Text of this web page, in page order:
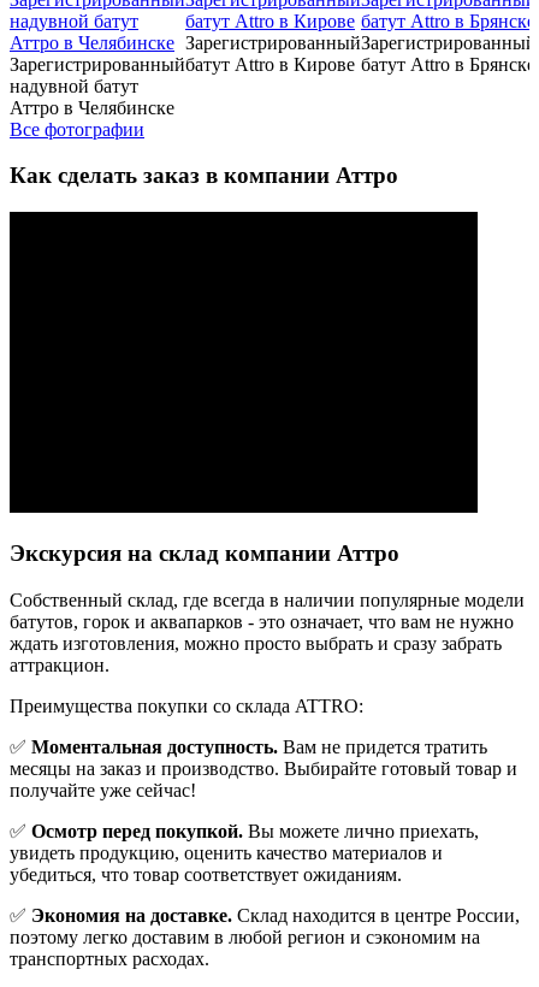
Зарегистрированный
надувной батут
Аттро в Челябинске
Зарегистрированный
батут Attro в Кирове
Зарегистрированный
батут Attro в Брянске
Все фотографии
Как сделать заказ в компании Аттро
Экскурсия на склад компании Аттро
Cобственный склад, где всегда в наличии популярные модели
батутов, горок и аквапарков - это означает, что вам не нужно
ждать изготовления, можно просто выбрать и сразу забрать
аттракцион.
Преимущества покупки со склада ATTRO:
✅ Моментальная доступность. Вам не придется тратить
месяцы на заказ и производство. Выбирайте готовый товар и
получайте уже сейчас!
✅ Осмотр перед покупкой. Вы можете лично приехать,
увидеть продукцию, оценить качество материалов и
убедиться, что товар соответствует ожиданиям.
✅ Экономия на доставке. Склад находится в центре России,
поэтому легко доставим в любой регион и сэкономим на
транспортных расходах.